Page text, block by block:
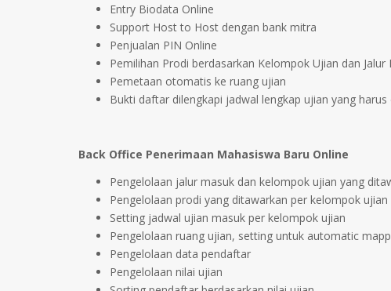
Entry Biodata Online
Support Host to Host dengan bank mitra
Penjualan PIN Online
Pemilihan Prodi berdasarkan Kelompok Ujian dan Jalur
Pemetaan otomatis ke ruang ujian
Bukti daftar dilengkapi jadwal lengkap ujian yang harus
Back Office Penerimaan Mahasiswa Baru Online
Pengelolaan jalur masuk dan kelompok ujian yang
Pengelolaan prodi yang ditawarkan per kelompok ujian
Setting jadwal ujian masuk per kelompok ujian
Pengelolaan ruang ujian, setting untuk automatic
Pengelolaan data pendaftar
Pengelolaan nilai ujian